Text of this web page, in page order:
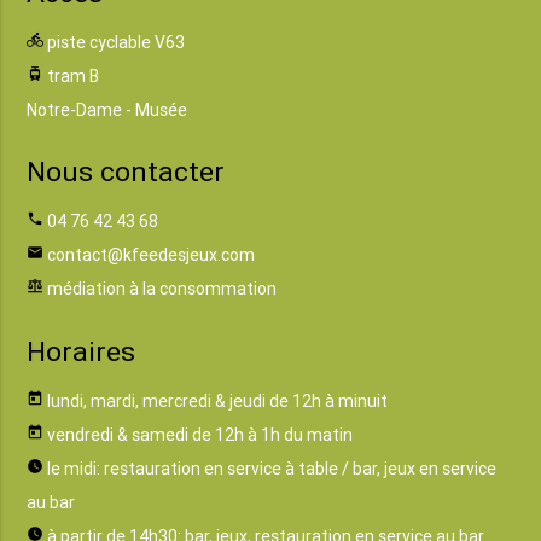
directions_bike piste cyclable V63
tram tram B
Notre-Dame - Musée
Nous contacter
phone 04 76 42 43 68
email contact@kfeedesjeux.com
balance médiation à la consommation
Horaires
today lundi, mardi, mercredi & jeudi de 12h à minuit
today vendredi & samedi de 12h à 1h du matin
watch_later le midi: restauration en service à table / bar, jeux en service
au bar
watch_later à partir de 14h30: bar, jeux, restauration en service au bar